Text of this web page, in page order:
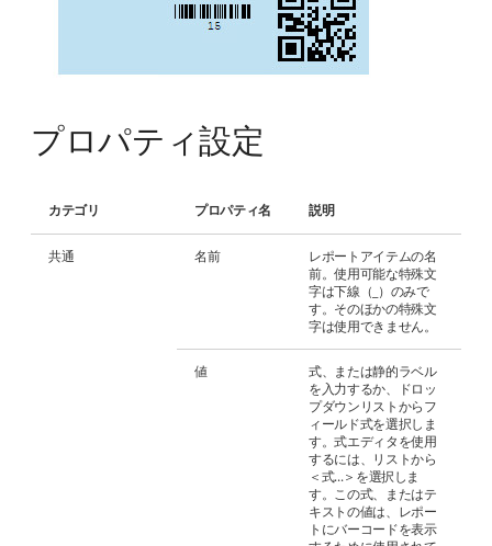
プロパティ設定
カテゴリ プロパティ名 説明
共通 名前
レポートアイテムの名
前。使用可能な特殊文
字は下線（_）のみで
す。そのほかの特殊文
字は使用できません。
値
式、または静的ラベル
を入力するか、ドロッ
プダウンリストからフ
ィールド式を選択しま
す。式エディタを使用
するには、リストから
＜式...＞を選択しま
す。この式、またはテ
キストの値は、レポー
トにバーコードを表示